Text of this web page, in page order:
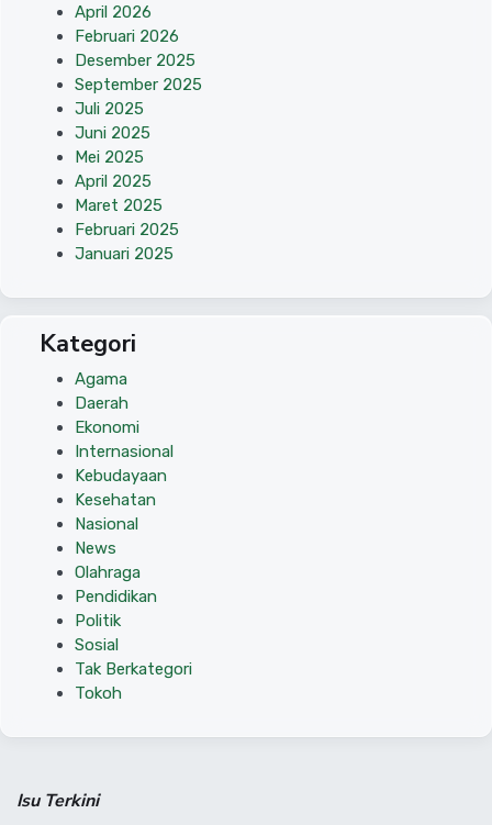
April 2026
Februari 2026
Desember 2025
September 2025
Juli 2025
Juni 2025
Mei 2025
April 2025
Maret 2025
Februari 2025
Januari 2025
Kategori
Agama
Daerah
Ekonomi
Internasional
Kebudayaan
Kesehatan
Nasional
News
Olahraga
Pendidikan
Politik
Sosial
Tak Berkategori
Tokoh
Isu Terkini